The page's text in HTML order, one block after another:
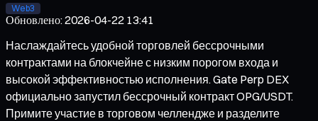
Web3
Обновлено:2026-04-22 13:41
Наслаждайтесь удобной торговлей бессрочными
контрактами на блокчейне с низким порогом входа и
высокой эффективностью исполнения. Gate Perp DEX
официально запустил бессрочный контракт OPG/USDT.
Примите участие в торговом челлендже и разделите